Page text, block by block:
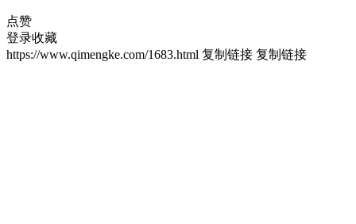
点赞
登录收藏
https://www.qimengke.com/1683.html 复制链接 复制链接